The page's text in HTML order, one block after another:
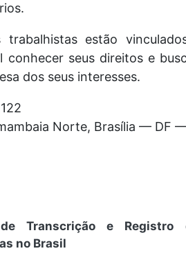
estão
seus direitos e
dos seus interesses.
Norte, Brasília — DF
Transcrição e Registro
no Brasil